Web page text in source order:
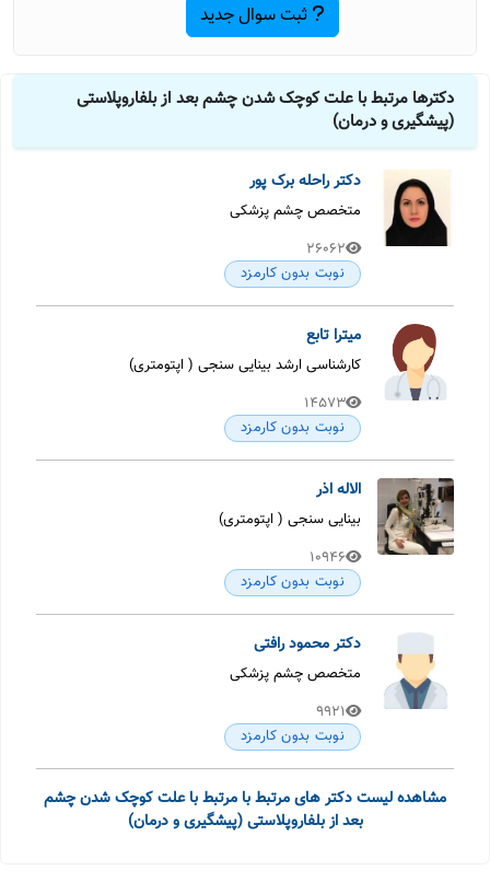
ثبت سوال جدید
دکترها مرتبط با علت کوچک شدن چشم بعد از بلفاروپلاستی
(پیشگیری و درمان)
دکتر راحله برک پور
متخصص چشم پزشکی
26062
نوبت بدون کارمزد
میترا تابع
کارشناسی ارشد بینایی سنجی ( اپتومتری)
14573
نوبت بدون کارمزد
الاله اذر
بینایی سنجی ( اپتومتری)
10946
نوبت بدون کارمزد
دکتر محمود رافتی
متخصص چشم پزشکی
9921
نوبت بدون کارمزد
مشاهده لیست دکتر های مرتبط با مرتبط با علت کوچک شدن چشم
بعد از بلفاروپلاستی (پیشگیری و درمان)